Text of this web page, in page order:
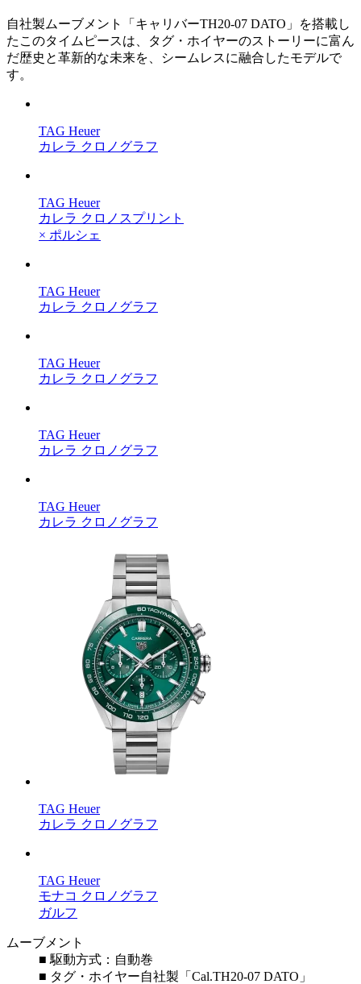
自社製ムーブメント「キャリバーTH20-07 DATO」を搭載し
たこのタイムピースは、タグ・ホイヤーのストーリーに富ん
だ歴史と革新的な未来を、シームレスに融合したモデルで
す。
TAG Heuer
カレラ クロノグラフ
TAG Heuer
カレラ クロノスプリント
× ポルシェ
TAG Heuer
カレラ クロノグラフ
TAG Heuer
カレラ クロノグラフ
TAG Heuer
カレラ クロノグラフ
TAG Heuer
カレラ クロノグラフ
TAG Heuer
カレラ クロノグラフ
TAG Heuer
モナコ クロノグラフ
ガルフ
ムーブメント
■ 駆動方式：自動巻
■ タグ・ホイヤー自社製「Cal.TH20-07 DATO」